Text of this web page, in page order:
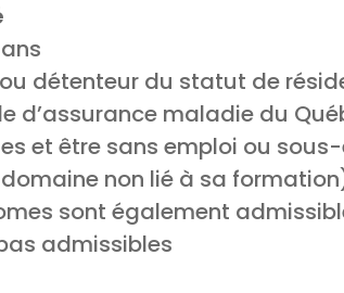
détenteur du statut de
d’assurance maladie du
et être sans emploi ou
non lié à sa
sont également
admissibles